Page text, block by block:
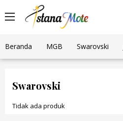
Beranda MGB Swarovski
Swarovski
Tidak ada produk